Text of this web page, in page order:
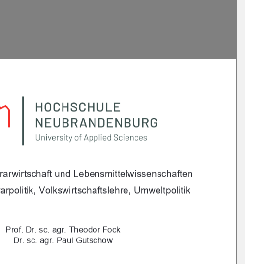
und Lebensmittelwissenschaften
Volkswirtschaftslehre, Umweltpolitik
Prof. Dr. sc. agr. Theodor Fock
Dr. sc. agr. Paul Gütschow